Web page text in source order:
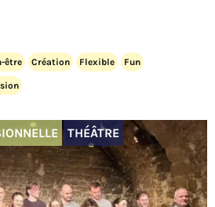
être Création Flexible Fun
THÉÂTRE